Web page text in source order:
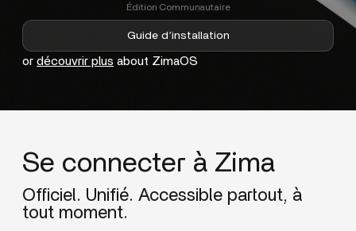
Édition Communautaire
Guide d’installation
or découvrir plus about ZimaOS
Se connecter à Zima
Officiel. Unifié. Accessible partout, à
tout moment.